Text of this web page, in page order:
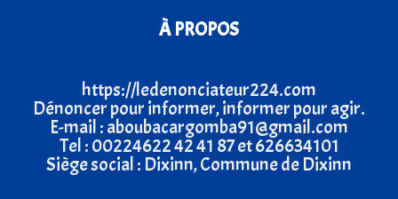
À PROPOS
https://ledenonciateur224.com
Dénoncer pour informer, informer pour agir.
E-mail : aboubacargomba91@gmail.com
Tel : 00224622 42 41 87 et 626634101
Siège social : Dixinn, Commune de Dixinn